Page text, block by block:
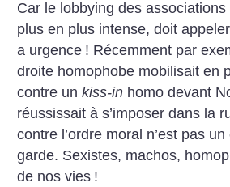
Car le lobbying des
plus en plus intense, doit
a urgence ! Récemment par
droite homophobe mobilisait en
contre unkiss-in homo devant
réussissait à s’imposer dans la
contre l’ordre moral n’est pas
garde. Sexistes, machos,
de nos vies !